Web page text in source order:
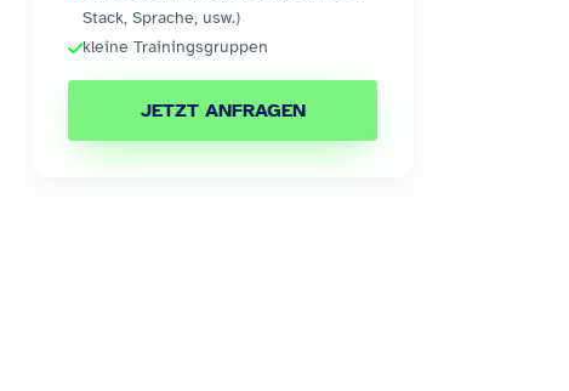
Stack, Sprache, usw.)
kleine Trainingsgruppen
JETZT ANFRAGEN